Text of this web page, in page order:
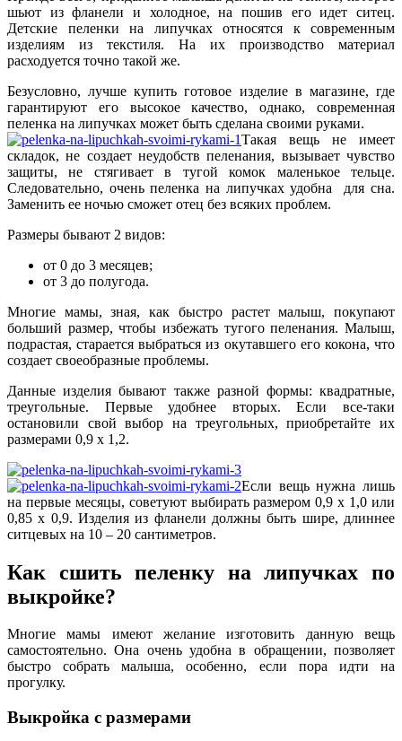
шьют из фланели и холодное, на пошив его идет ситец.
Детские пеленки на липучках относятся к современным
изделиям из текстиля. На их производство материал
расходуется точно такой же.
Безусловно, лучше купить готовое изделие в магазине, где
гарантируют его высокое качество, однако, современная
пеленка на липучках может быть сделана своими руками.
Такая вещь не имеет
складок, не создает неудобств пеленания, вызывает чувство
защиты, не стягивает в тугой комок маленькое тельце.
Следовательно, очень пеленка на липучках удобна для сна.
Заменить ее ночью сможет отец без всяких проблем.
Размеры бывают 2 видов:
от 0 до 3 месяцев;
от 3 до полугода.
Многие мамы, зная, как быстро растет малыш, покупают
больший размер, чтобы избежать тугого пеленания. Малыш,
подрастая, старается выбраться из окутавшего его кокона, что
создает своеобразные проблемы.
Данные изделия бывают также разной формы: квадратные,
треугольные. Первые удобнее вторых. Если все-таки
остановили свой выбор на треугольных, приобретайте их
размерами 0,9 х 1,2.
Если вещь нужна лишь
на первые месяцы, советуют выбирать размером 0,9 х 1,0 или
0,85 х 0,9. Изделия из фланели должны быть шире, длиннее
ситцевых на 10 – 20 сантиметров.
Как сшить пеленку на липучках по
выкройке?
Многие мамы имеют желание изготовить данную вещь
самостоятельно. Она очень удобна в обращении, позволяет
быстро собрать малыша, особенно, если пора идти на
прогулку.
Выкройка с размерами